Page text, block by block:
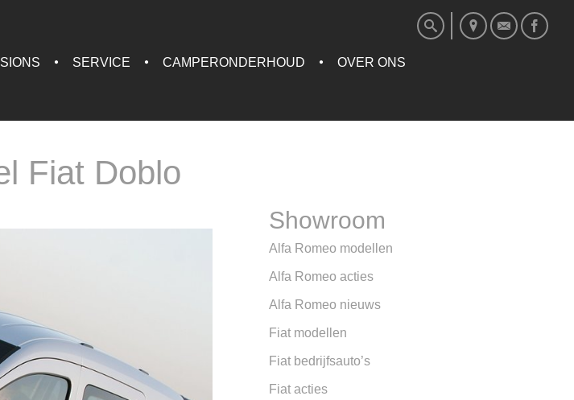
SERVICE CAMPERONDERHOUD OVER ONS
Fiat Doblo
Showroom
Alfa Romeo modellen
Alfa Romeo acties
Alfa Romeo nieuws
Fiat modellen
Fiat bedrijfsauto’s
Fiat acties